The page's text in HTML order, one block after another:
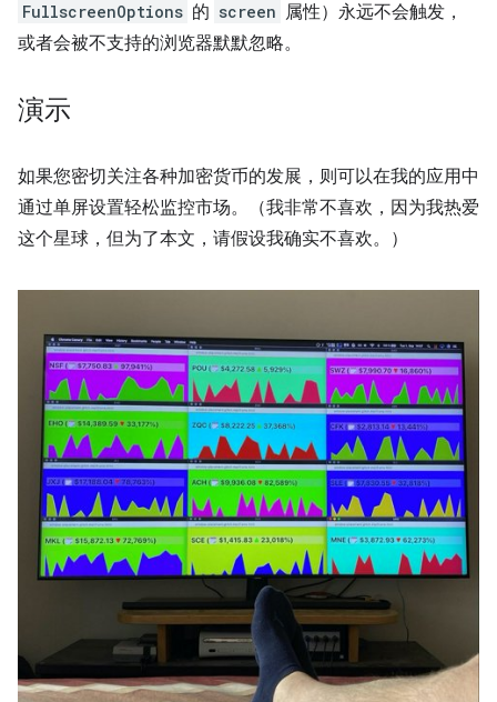
FullscreenOptions 的 screen 属性）永远不会触发，
或者会被不支持的浏览器默默忽略。
演示
如果您密切关注各种加密货币的发展，则可以在我的应用中
通过单屏设置轻松监控市场。（我非常不喜欢，因为我热爱
这个星球，但为了本文，请假设我确实不喜欢。）